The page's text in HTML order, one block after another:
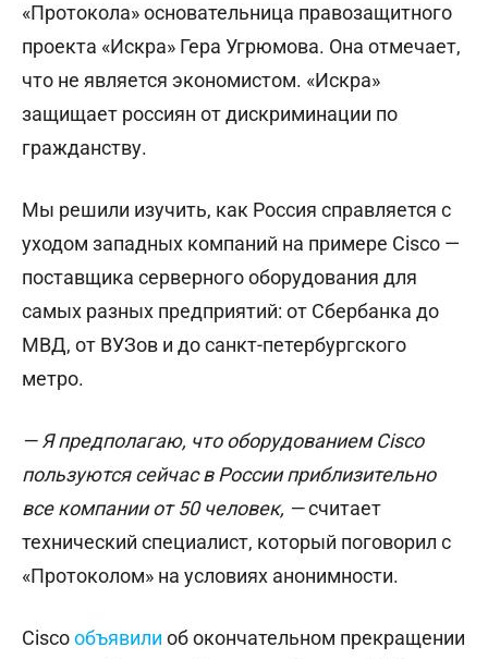
«Протокола» основательница правозащитного
проекта «Искра» Гера Угрюмова. Она отмечает,
что не является экономистом. «Искра»
защищает россиян от дискриминации по
гражданству.
Мы решили изучить, как Россия справляется с
уходом западных компаний на примере Cisco —
поставщика серверного оборудования для
самых разных предприятий: от Сбербанка до
МВД, от ВУЗов и до санкт-петербургского
метро.
— Я предполагаю, что оборудованием Cisco
пользуются сейчас в России приблизительно
все компании от 50 человек, —считает
технический специалист, который поговорил с
«Протоколом» на условиях анонимности.
Ciscoобъявили об окончательном прекращении